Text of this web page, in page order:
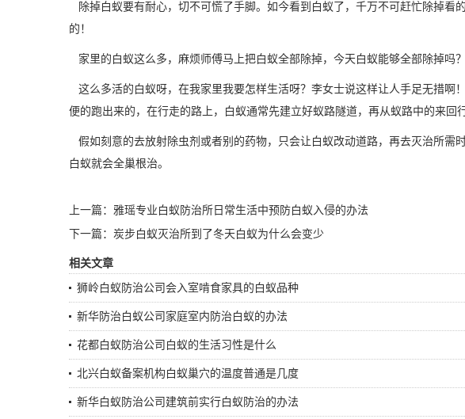
除掉白蚁要有耐心，切不可慌了手脚。如今看到白蚁了，千万不可赶忙除掉看
的！
家里的白蚁这么多，麻烦师傅马上把白蚁全部除掉，今天白蚁能够全部除掉吗
这么多活的白蚁呀，在我家里我要怎样生活呀？李女士说这样让人手足无措啊
便的跑出来的，在行走的路上，白蚁通常先建立好蚁路隧道，再从蚁路中的来回行
假如刻意的去放射除虫剂或者别的药物，只会让白蚁改动道路，再去灭治所需
白蚁就会全巢根治。
上一篇： 雅瑶专业白蚁防治所日常生活中预防白蚁入侵的办法
下一篇： 炭步白蚁灭治所到了冬天白蚁为什么会变少
相关文章
狮岭白蚁防治公司会入室啃食家具的白蚁品种
新华防治白蚁公司家庭室内防治白蚁的办法
花都白蚁防治公司白蚁的生活习性是什么
北兴白蚁备案机构白蚁巢穴的温度普通是几度
新华白蚁防治公司建筑前实行白蚁防治的办法